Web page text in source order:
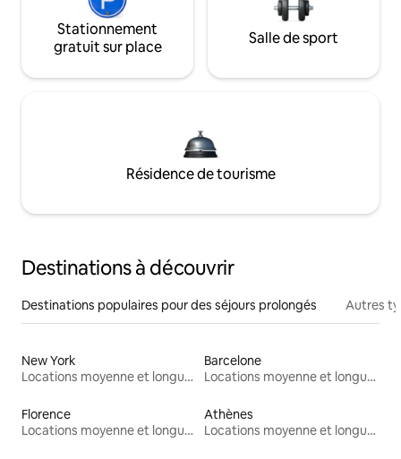
Stationnement
gratuit sur place
Salle de sport
Résidence de tourisme
Destinations à découvrir
Destinations populaires pour des séjours prolongés Autres
New York
Locations moyenne et longue durée
Barcelone
Locations moyenne et longue durée
Florence
Locations moyenne et longue durée
Athènes
Locations moyenne et longue durée